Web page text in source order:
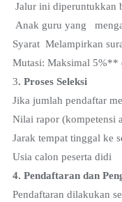
Jalur ini diperuntukkan
Anak guru yang
Syarat Melampirkan
Mutasi: Maksimal 5%**
3. Proses Seleksi
Jika jumlah pendaftar
Nilai rapor (kompetensi
Jarak tempat tinggal ke
Usia calon peserta didi
4. Pendaftaran dan
Pendaftaran dilakukan